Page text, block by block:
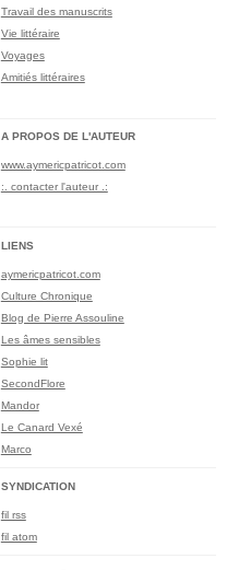
Travail des manuscrits
Vie littéraire
Voyages
Amitiés littéraires
A PROPOS DE L'AUTEUR
www.aymericpatricot.com
:. contacter l'auteur .:
LIENS
aymericpatricot.com
Culture Chronique
Blog de Pierre Assouline
Les âmes sensibles
Sophie lit
SecondFlore
Mandor
Le Canard Vexé
Marco
SYNDICATION
fil rss
fil atom